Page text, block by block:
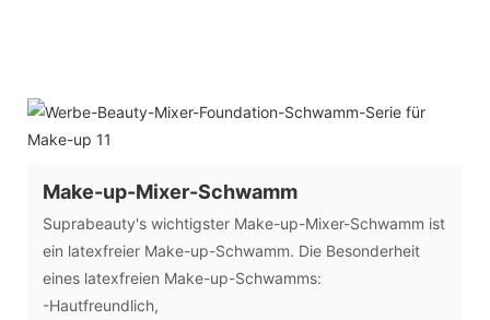
Make-up-Mixer-Schwamm
Suprabeauty's wichtigster Make-up-Mixer-Schwamm ist
ein latexfreier Make-up-Schwamm. Die Besonderheit
eines latexfreien Make-up-Schwamms:
-Hautfreundlich,